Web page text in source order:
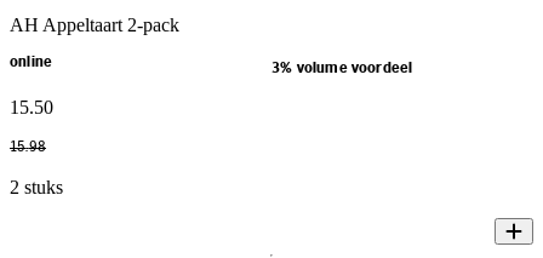
AH Appeltaart 2-pack
online 3% volume voordeel
15.50
15.98
2 stuks